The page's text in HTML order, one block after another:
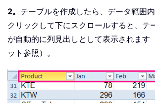
2。 テーブルを作成したら、データ範囲
クリックして下にスクロールすると、テ
が自動的に列見出しとして表示されます
ット参照）。